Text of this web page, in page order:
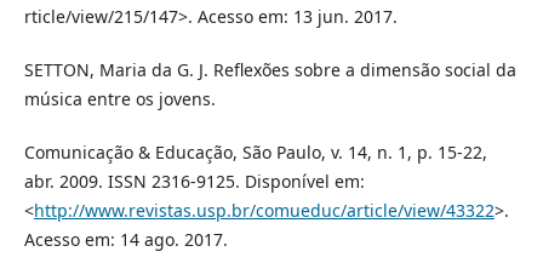
rticle/view/215/147>. Acesso em: 13 jun. 2017.
SETTON, Maria da G. J. Reflexões sobre a dimensão social da
música entre os jovens.
Comunicação & Educação, São Paulo, v. 14, n. 1, p. 15-22,
abr. 2009. ISSN 2316-9125. Disponível em:
<http://www.revistas.usp.br/comueduc/article/view/43322>.
Acesso em: 14 ago. 2017.